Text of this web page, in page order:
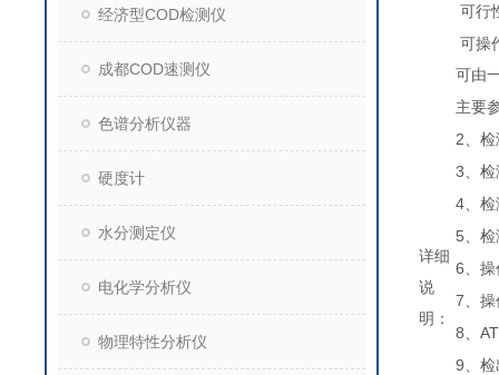
经济型COD检测仪
成都COD速测仪
色谱分析仪器
硬度计
水分测定仪
电化学分析仪
物理特性分析仪
详细
说
明：
可行
可操
可由
主要
2、
3、
4、
5、
6、
7、
8、
9、